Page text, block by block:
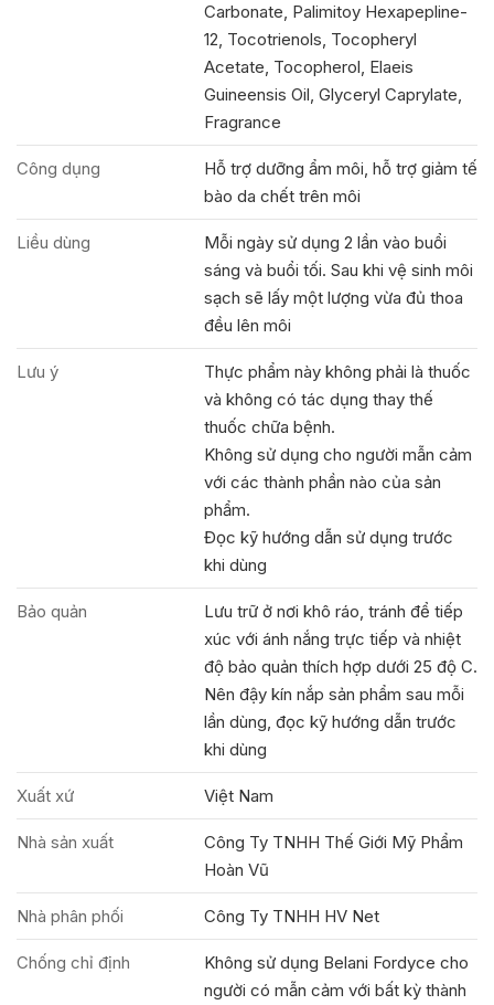
Carbonate, Palimitoy Hexapepline-
12, Tocotrienols, Tocopheryl
Acetate, Tocopherol, Elaeis
Guineensis Oil, Glyceryl Caprylate,
Fragrance
Công dụng
Hỗ trợ dưỡng ẩm môi, hỗ trợ giảm tế
bào da chết trên môi
Liều dùng
Mỗi ngày sử dụng 2 lần vào buổi
sáng và buổi tối. Sau khi vệ sinh môi
sạch sẽ lấy một lượng vừa đủ thoa
đều lên môi
Lưu ý
Thực phẩm này không phải là thuốc
và không có tác dụng thay thế
thuốc chữa bệnh.
Không sử dụng cho người mẫn cảm
với các thành phần nào của sản
phẩm.
Đọc kỹ hướng dẫn sử dụng trước
khi dùng
Bảo quản
Lưu trữ ở nơi khô ráo, tránh để tiếp
xúc với ánh nắng trực tiếp và nhiệt
độ bảo quản thích hợp dưới 25 độ C.
Nên đậy kín nắp sản phẩm sau mỗi
lần dùng, đọc kỹ hướng dẫn trước
khi dùng
Xuất xứ Việt Nam
Nhà sản xuất
Công Ty TNHH Thế Giới Mỹ Phẩm
Hoàn Vũ
Nhà phân phối Công Ty TNHH HV Net
Chống chỉ định
Không sử dụng Belani Fordyce cho
người có mẫn cảm với bất kỳ thành